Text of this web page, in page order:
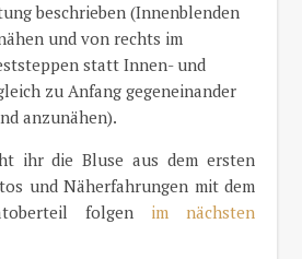
beschrieben (Innenblenden
und von rechts im
statt Innen- und
zu Anfang gegeneinander
anzunähen).
ihr die Bluse aus dem ersten
und Näherfahrungen mit dem
folgen im nächsten